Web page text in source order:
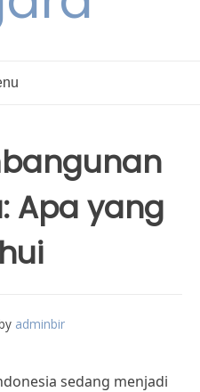
Apa yang
adminbir
sedang menjadi